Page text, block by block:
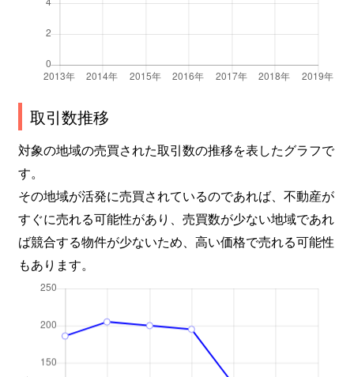
取引数推移
対象の地域の売買された取引数の推移を表したグラフで
す。
その地域が活発に売買されているのであれば、不動産が
すぐに売れる可能性があり、売買数が少ない地域であれ
ば競合する物件が少ないため、高い価格で売れる可能性
もあります。